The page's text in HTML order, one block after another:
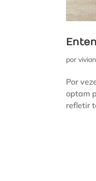
por
Por
optam
refletir